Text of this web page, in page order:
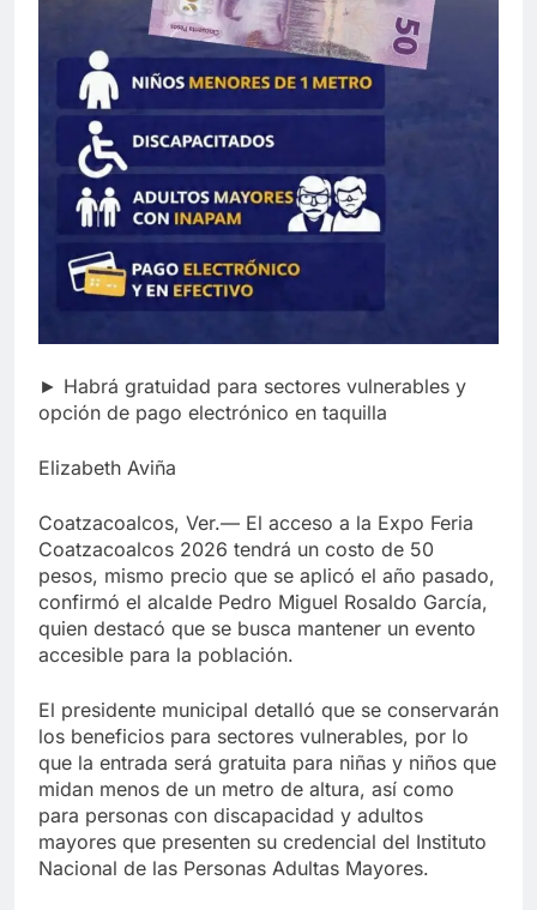
► Habrá gratuidad para sectores vulnerables y
opción de pago electrónico en taquilla
Elizabeth Aviña
Coatzacoalcos, Ver.— El acceso a la Expo Feria
Coatzacoalcos 2026 tendrá un costo de 50
pesos, mismo precio que se aplicó el año pasado,
confirmó el alcalde Pedro Miguel Rosaldo García,
quien destacó que se busca mantener un evento
accesible para la población.
El presidente municipal detalló que se conservarán
los beneficios para sectores vulnerables, por lo
que la entrada será gratuita para niñas y niños que
midan menos de un metro de altura, así como
para personas con discapacidad y adultos
mayores que presenten su credencial del Instituto
Nacional de las Personas Adultas Mayores.